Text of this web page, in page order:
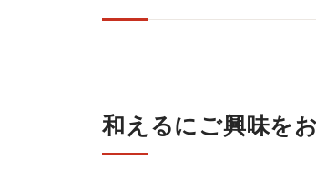
和えるにご興味を